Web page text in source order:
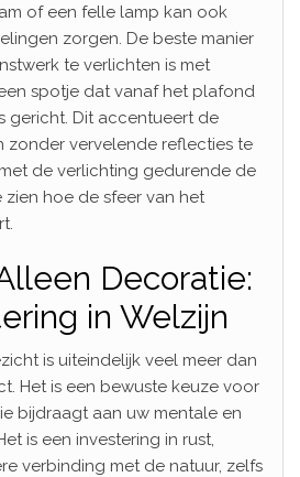
of een felle lamp kan ook
zorgen. De beste manier
te verlichten is met
spotje dat vanaf het plafond
gericht. Dit accentueert de
zonder vervelende reflecties te
de verlichting gedurende de
hoe de sfeer van het
Decoratie:
in Welzijn
is uiteindelijk veel meer dan
Het is een bewuste keuze voor
bijdraagt aan uw mentale en
is een investering in rust,
verbinding met de natuur, zelfs